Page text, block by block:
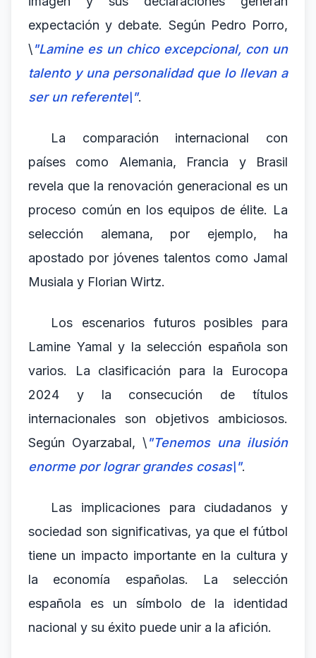
expectación y debate. Según Pedro Porro,
\"Lamine es un chico excepcional, con un
talento y una personalidad que lo llevan a
ser un referente\".
La comparación internacional con
países como Alemania, Francia y Brasil
revela que la renovación generacional es un
proceso común en los equipos de élite. La
selección alemana, por ejemplo, ha
apostado por jóvenes talentos como Jamal
Musiala y Florian Wirtz.
Los escenarios futuros posibles para
Lamine Yamal y la selección española son
varios. La clasificación para la Eurocopa
2024 y la consecución de títulos
internacionales son objetivos ambiciosos.
Según Oyarzabal, \"Tenemos una ilusión
enorme por lograr grandes cosas\".
Las implicaciones para ciudadanos y
sociedad son significativas, ya que el fútbol
tiene un impacto importante en la cultura y
la economía españolas. La selección
española es un símbolo de la identidad
nacional y su éxito puede unir a la afición.